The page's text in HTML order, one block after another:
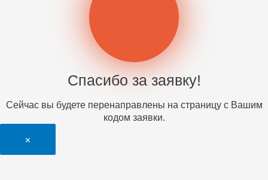
Спасибо за заявку!
Сейчас вы будете перенаправлены на страницу с Вашим
кодом заявки.
×